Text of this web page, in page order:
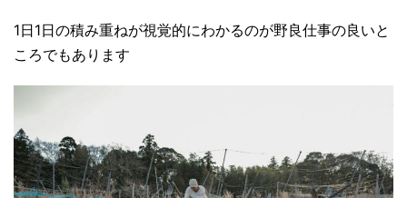
1日1日の積み重ねが視覚的にわかるのが野良仕事の良いと
ころでもあります